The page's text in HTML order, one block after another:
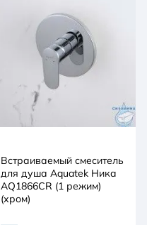
Встраиваемый смеситель
для душа Aquatek Ника
AQ1866CR (1 режим)
(хром)